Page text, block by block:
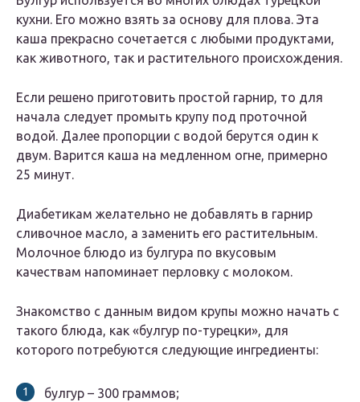
кухни. Его можно взять за основу для плова. Эта
каша прекрасно сочетается с любыми продуктами,
как животного, так и растительного происхождения.
Если решено приготовить простой гарнир, то для
начала следует промыть крупу под проточной
водой. Далее пропорции с водой берутся один к
двум. Варится каша на медленном огне, примерно
25 минут.
Диабетикам желательно не добавлять в гарнир
сливочное масло, а заменить его растительным.
Молочное блюдо из булгура по вкусовым
качествам напоминает перловку с молоком.
Знакомство с данным видом крупы можно начать с
такого блюда, как «булгур по-турецки», для
которого потребуются следующие ингредиенты:
булгур – 300 граммов;